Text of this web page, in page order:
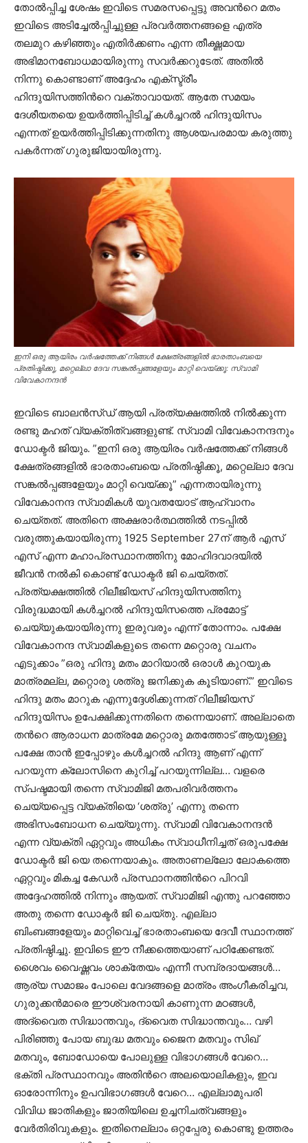
തോല്‍പ്പിച്ച ശേഷം ഇവിടെ സമരസപ്പെട്ടു അവന്‍റെ മതം
ഇവിടെ അടിച്ചേല്‍പ്പിച്ചുള്ള പ്രവര്‍ത്തനങ്ങളെ എത്ര
തലമുറ കഴിഞ്ഞും എതിര്‍ക്കണം എന്ന തീക്ഷ്ണമായ
അഭിമാനബോധമായിരുന്നു സവര്‍ക്കറുടേത്. അതില്‍
നിന്നു കൊണ്ടാണ് അദ്ദേഹം എക്സ്ട്രീം
ഹിന്ദുയിസത്തിന്‍റെ വക്താവായത്. ആതേ സമയം
ദേശീയതയെ ഉയര്‍ത്തിപ്പിടിച്ച് കള്‍ച്ചറല്‍ ഹിന്ദുയിസം
എന്നത് ഉയര്‍ത്തിപ്പിടിക്കുന്നതിനു ആശയപരമായ കരുത്തു
പകര്‍ന്നത് ഗുരുജിയായിരുന്നു.
ഇനി ഒരു ആയിരം വര്‍ഷത്തേക്ക് നിങ്ങള്‍ ക്ഷേത്രങ്ങളില്‍ ഭാരതാംബയെ
പ്രതിഷ്ഠിക്കൂ, മറ്റെല്ലാ ദേവ സങ്കല്‍പ്പങ്ങളേയും മാറ്റി വെയ്ക്കൂ: സ്വാമി
വിവേകാനന്ദൻ
ഇവിടെ ബാലന്‍സ്ഡ് ആയി പ്രത്യക്ഷത്തില്‍ നില്‍ക്കുന്ന
രണ്ടു മഹത് വ്യക്തിത്വങ്ങളുണ്ട്. സ്വാമി വിവേകാനന്ദനും
ഡോക്ടര്‍ ജിയും. ”ഇനി ഒരു ആയിരം വര്‍ഷത്തേക്ക് നിങ്ങള്‍
ക്ഷേത്രങ്ങളില്‍ ഭാരതാംബയെ പ്രതിഷ്ഠിക്കൂ, മറ്റെല്ലാ ദേവ
സങ്കല്‍പ്പങ്ങളേയും മാറ്റി വെയ്ക്കൂ” എന്നതായിരുന്നു
വിവേകാനന്ദ സ്വാമികള്‍ യുവതയോട് ആഹ്വാനം
ചെയ്തത്. അതിനെ അക്ഷരാര്‍ത്ഥത്തില്‍ നടപ്പില്‍
വരുത്തുകയായിരുന്നു 1925 September 27ന് ആര്‍ എസ്
എസ് എന്ന മഹാപ്രസ്ഥാനത്തിനു മോഹിദവാദയില്‍
ജീവന്‍ നല്‍കി കൊണ്ട് ഡോക്ടര്‍ ജി ചെയ്തത്.
പ്രത്യക്ഷത്തില്‍ റിലീജിയസ് ഹിന്ദുയിസത്തിനു
വിരുദ്ധമായി കള്‍ച്ചറല്‍ ഹിന്ദുയിസത്തെ പ്രമോട്ട്
ചെയ്യുകയായിരുന്നു ഇരുവരും എന്ന് തോന്നാം. പക്ഷേ
വിവേകാനന്ദ സ്വാമികളുടെ തന്നെ മറ്റൊരു വചനം
എടുക്കാം ”ഒരു ഹിന്ദു മതം മാറിയാല്‍ ഒരാള്‍ കുറയുക
മാത്രമല്ല, മറ്റൊരു ശത്രു ജനിക്കുക കൂടിയാണ്.” ഇവിടെ
ഹിന്ദു മതം മാറുക എന്നുദ്ദേശിക്കുന്നത് റിലീജിയസ്
ഹിന്ദുയിസം ഉപേക്ഷിക്കുന്നതിനെ തന്നെയാണ്. അല്ലാതെ
തന്‍റെ ആരാധന മാത്രമേ മറ്റൊരു മതത്തോട് ആയുള്ളൂ
പക്ഷേ താന്‍ ഇപ്പോഴും കള്‍ച്ചറല്‍ ഹിന്ദു ആണ് എന്ന്
പറയുന്ന ക്ലോസിനെ കുറിച്ച് പറയുന്നില്ല… വളരെ
സ്പഷ്ടമായി തന്നെ സ്വാമിജി മതപരിവര്‍ത്തനം
ചെയ്യപ്പെട്ട വ്യക്തിയെ ‘ശത്രു’ എന്നു തന്നെ
അഭിസംബോധന ചെയ്യുന്നു. സ്വാമി വിവേകാനന്ദന്‍
എന്ന വ്യക്തി ഏറ്റവും അധികം സ്വാധീനിച്ചത് ഒരുപക്ഷേ
ഡോക്ടര്‍ ജി യെ തന്നെയാകും. അതാണല്ലോ ലോകത്തെ
ഏറ്റവും മികച്ച കേഡര്‍ പ്രസ്ഥാനത്തിന്‍റെ പിറവി
അദ്ദേഹത്തില്‍ നിന്നും ആയത്. സ്വാമിജി എന്തു പറഞ്ഞോ
അതു തന്നെ ഡോക്ടര്‍ ജി ചെയ്തു. എല്ലാ
ബിംബങ്ങളേയും മാറ്റിവെച്ച് ഭാരതാംബയെ ദേവീ സ്ഥാനത്ത്
പ്രതിഷ്ഠിച്ചു. ഇവിടെ ഈ നീക്കത്തെയാണ് പഠിക്കേണ്ടത്.
ശൈവം വൈഷ്ണവം ശാക്തേയം എന്നീ സമ്പ്രദായങ്ങള്‍…
ആര്യ സമാജം പോലെ വേദങ്ങളെ മാത്രം അംഗീകരിച്ചവ,
ഗുരുക്കന്‍മാരെ ഈശ്വരനായി കാണുന്ന മഠങ്ങള്‍,
അദ്വൈത സിദ്ധാന്തവും, ദ്വൈത സിദ്ധാന്തവും… വഴി
പിരിഞ്ഞു പോയ ബുദ്ധ മതവും ജൈന മതവും സിഖ്
മതവും, ബോഡോയെ പോലുള്ള വിഭാഗങ്ങള്‍ വേറെ…
ഭക്തി പ്രസ്ഥാനവും അതിന്‍റെ അലയൊലികളും, ഇവ
ഓരോന്നിനും ഉപവിഭാഗങ്ങള്‍ വേറെ… എല്ലാമുപരി
വിവിധ ജാതികളും ജാതിയിലെ ഉച്ചനിചത്വങ്ങളും
വേര്‍തിരിവുകളും. ഇതിനെല്ലാം ഒറ്റപ്പേരു കൊണ്ടു ഉത്തരം